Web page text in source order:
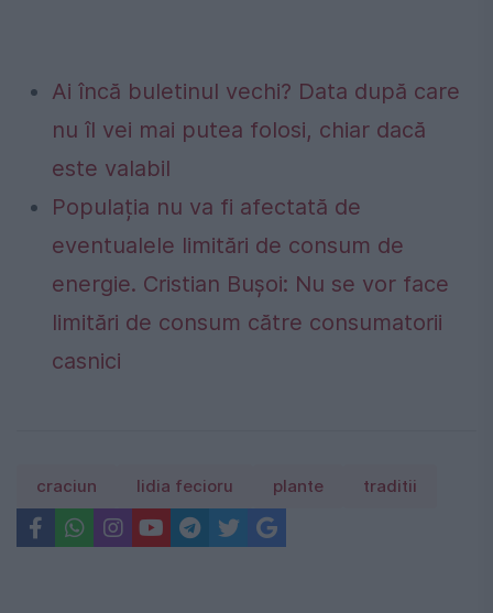
Ai încă buletinul vechi? Data după care
nu îl vei mai putea folosi, chiar dacă
este valabil
Populația nu va fi afectată de
eventualele limitări de consum de
energie. Cristian Bușoi: Nu se vor face
limitări de consum către consumatorii
casnici
craciun lidia fecioru plante traditii